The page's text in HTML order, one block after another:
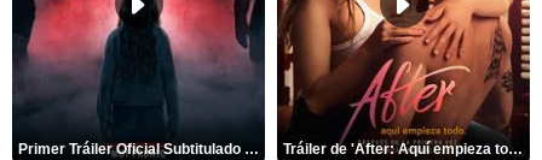
Primer Tráiler Oficial Subtitulado de 'La Noche Del Demonio: Están Entre Nosotros' Tráiler de 'After: Aquí empieza todo'